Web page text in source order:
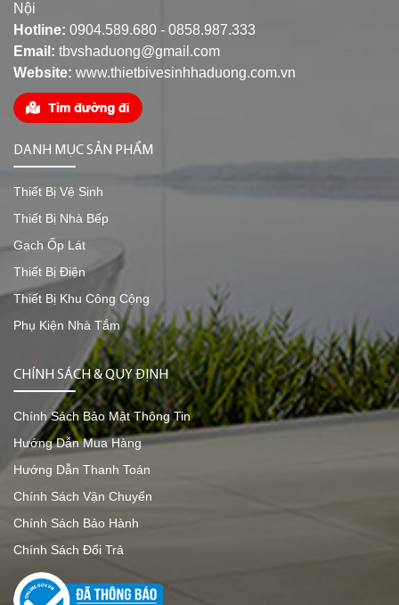
Nội
Hotline: 0904.589.680 - 0858.987.333
Email: tbvshaduong@gmail.com
Website: www.thietbivesinhhaduong.com.vn
DANH MỤC SẢN PHẨM
Thiết Bị Vệ Sinh
Thiết Bị Nhà Bếp
Gạch Ốp Lát
Thiết Bị Điện
Thiết Bị Khu Công Cộng
Phụ Kiện Nhà Tắm
CHÍNH SÁCH & QUY ĐỊNH
Chính Sách Bảo Mật Thông Tin
Hướng Dẫn Mua Hàng
Hướng Dẫn Thanh Toán
Chính Sách Vận Chuyển
Chính Sách Bảo Hành
Chính Sách Đổi Trả